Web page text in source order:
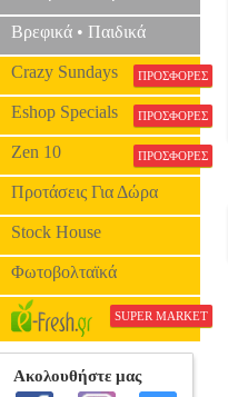
Βρεφικά • Παιδικά
Crazy Sundays ΠΡΟΣΦΟΡΕΣ
Eshop Specials ΠΡΟΣΦΟΡΕΣ
Zen 10 ΠΡΟΣΦΟΡΕΣ
Προτάσεις Για Δώρα
Stock House
Φωτοβολταϊκά
SUPER MARKET